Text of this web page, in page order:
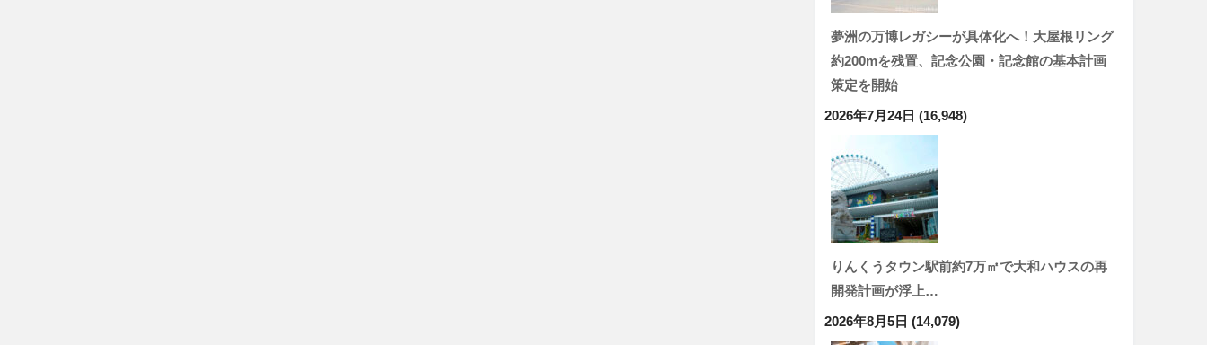
夢洲の万博レガシーが具体化へ！大屋根リング
約200mを残置、記念公園・記念館の基本計画
策定を開始
2026年7月24日 (16,948)
りんくうタウン駅前約7万㎡で大和ハウスの再
開発計画が浮上…
2026年8月5日 (14,079)